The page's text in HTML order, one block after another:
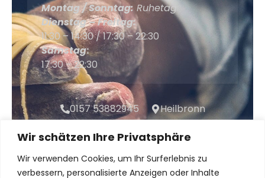
Wir schätzen Ihre Privatsphäre
Wir verwenden Cookies, um Ihr Surferlebnis zu
verbessern, personalisierte Anzeigen oder Inhalte
Montag / Sonntag: Ruhetag
Dienstag – Freitag:
11:30 – 14:30 / 17:30 – 22:30
Samstag:
17:30 – 22:30
0157 53882945 Heilbronn